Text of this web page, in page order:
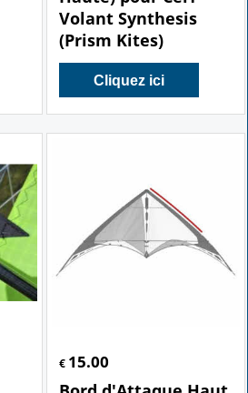
Volant Synthesis
(Prism Kites)
Cliquez ici
€ 15.00